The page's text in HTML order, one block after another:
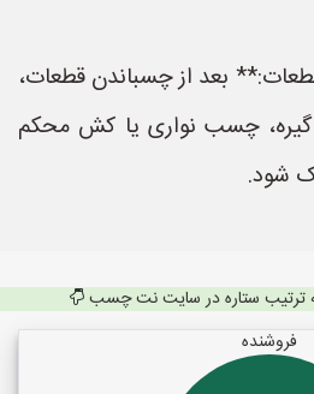
بعد از چسباندن قطعات،
گیره، چسب نواری یا کش محکم
شود.
ترتیب ستاره در سایت نت چسب
فروشنده